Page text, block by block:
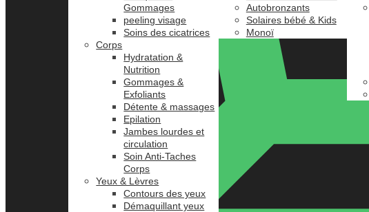
Gommages
peeling visage
Soins des cicatrices
Corps
Hydratation &
Nutrition
Gommages &
Exfoliants
Détente & massages
Epilation
Jambes lourdes et
circulation
Soin Anti-Taches
Corps
Yeux & Lèvres
Contours des yeux
Démaquillant yeux
Autobronzants
Solaires bébé & Kids
Monoï